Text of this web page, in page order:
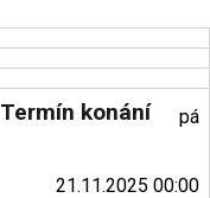
Termín konání pá
21.11.2025 00:00